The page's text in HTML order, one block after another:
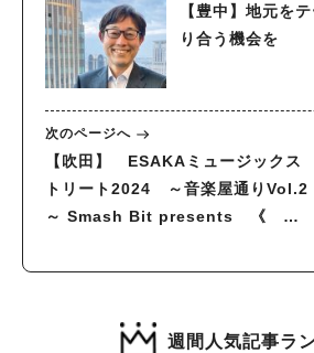
【豊中】地元を
り合う機会を
次のページへ
【吹田】 ESAKAミュージックス
トリート2024 ～音楽屋通りVol.2
～ Smash Bit presents 《
マイク～ 》 5月25日(土)15:30～
週間人気記事ラ